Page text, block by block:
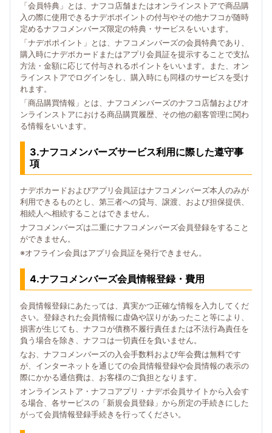
「会員特典」とは、ナフコ店舗またはオンラインストアで商品購
入の際に使用できるナデポポイントの付与やその他ナフコが随時
定めるナフコメンバーズ限定の特典・サービスをいいます。
「ナデポポイント」とは、ナフコメンバーズの会員特典であり、
購入時にナデポカードまたはアプリ会員証を提示することで支払
方法・金額に応じて付与されるポイントをいいます。また、オン
ラインストアでログインをし、購入時にも同様のサービスを受け
れます。
「商品購買情報」とは、ナフコメンバーズのナフコ店舗およびオ
ンラインストアにおける商品購買履歴、その他の顧客管理に関わ
る情報をいいます。
3.ナフコメンバーズサービス利用に際した遵守事
項
ナデポカードおよびアプリ会員証はナフコメンバーズ本人のみが
利用できるものとし、第三者への貸与、譲渡、および担保提供、
相続人へ相続することはできません。
ナフコメンバーズは二重にナフコメンバーズ会員登録をすること
ができません。
※オフライン会員はアプリ会員証を発行できません。
4.ナフコメンバーズ会員情報登録・費用
会員情報登録にあたっては、真実かつ正確な情報を入力してくだ
さい。登録された会員情報に虚偽や誤りがあったこと等により、
損害が生じても、ナフコが債務不履行責任または不法行為責任を
負う場合を除き、ナフコは一切責任を負いません。
なお、ナフコメンバーズの入会手数料および年会費は無料です
が、インターネットを通じての会員情報登録や会員情報の表示の
際にかかる通信費は、お客様のご負担となります。
オンラインストア・ナフコアプリ・ナデポ会員サイトから入会す
る場合、各サービスの「新規会員登録」から所定の手続きにした
がって会員情報登録手続きを行ってください。